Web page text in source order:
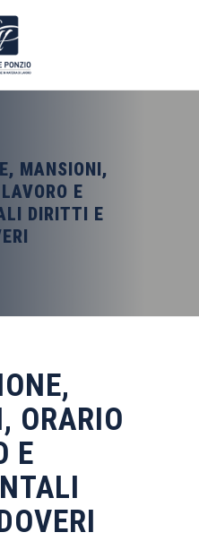
MANSIONI,
E
DIRITTI E
ORARIO
E